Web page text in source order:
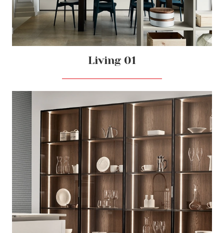
Living 01